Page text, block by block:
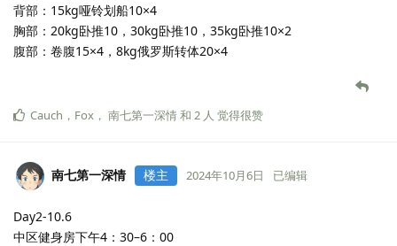
背部：15kg哑铃划船10×4
胸部：20kg卧推10，30kg卧推10，35kg卧推10×2
腹部：卷腹15×4，8kg俄罗斯转体20×4
Cauch ， Fox ， 南七第一深情和 2 人 觉得很赞
南七第一深情 楼主 2024年10月6日 已编辑
Day2-10.6
中区健身房下午4：30–6：00